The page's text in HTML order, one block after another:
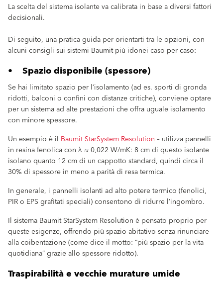
La scelta del sistema isolante va calibrata in base a diversi fattori
decisionali.
Di seguito, una pratica guida per orientarti tra le opzioni, con
alcuni consigli sui sistemi Baumit più idonei caso per caso:
• Spazio disponibile (spessore)
Se hai limitato spazio per l’isolamento (ad es. sporti di gronda
ridotti, balconi o confini con distanze critiche), conviene optare
per un sistema ad alte prestazioni che offra uguale isolamento
con minore spessore.
Un esempio è il Baumit StarSystem Resolution– utilizza pannelli
in resina fenolica con λ ≈ 0,022 W/mK: 8 cm di questo isolante
isolano quanto 12 cm di un cappotto standard, quindi circa il
30% di spessore in meno a parità di resa termica.
In generale, i pannelli isolanti ad alto potere termico (fenolici,
PIR o EPS grafitati speciali) consentono di ridurre l’ingombro.
Il sistema Baumit StarSystem Resolution è pensato proprio per
queste esigenze, offrendo più spazio abitativo senza rinunciare
alla coibentazione (come dice il motto: “più spazio per la vita
quotidiana” grazie allo spessore ridotto).
Traspirabilità e vecchie murature umide